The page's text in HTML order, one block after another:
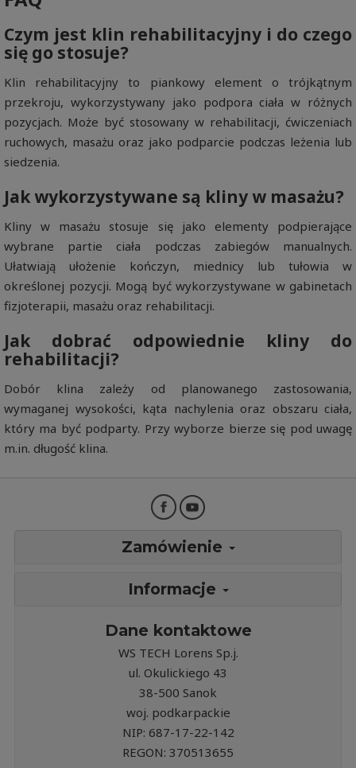
Czym jest klin rehabilitacyjny i do czego
się go stosuje?
Klin rehabilitacyjny to piankowy element o trójkątnym
przekroju, wykorzystywany jako podpora ciała w różnych
pozycjach. Może być stosowany w rehabilitacji, ćwiczeniach
ruchowych, masażu oraz jako podparcie podczas leżenia lub
siedzenia.
Jak wykorzystywane są kliny w masażu?
Kliny w masażu stosuje się jako elementy podpierające
wybrane partie ciała podczas zabiegów manualnych.
Ułatwiają ułożenie kończyn, miednicy lub tułowia w
określonej pozycji. Mogą być wykorzystywane w gabinetach
fizjoterapii, masażu oraz rehabilitacji.
Jak dobrać odpowiednie kliny do
rehabilitacji?
Dobór klina zależy od planowanego zastosowania,
wymaganej wysokości, kąta nachylenia oraz obszaru ciała,
który ma być podparty. Przy wyborze bierze się pod uwagę
m.in. długość klina.
Zamówienie
Informacje
Dane kontaktowe
WS TECH Lorens Sp.j.
ul. Okulickiego 43
38-500 Sanok
woj. podkarpackie
NIP: 687-17-22-142
REGON: 370513655